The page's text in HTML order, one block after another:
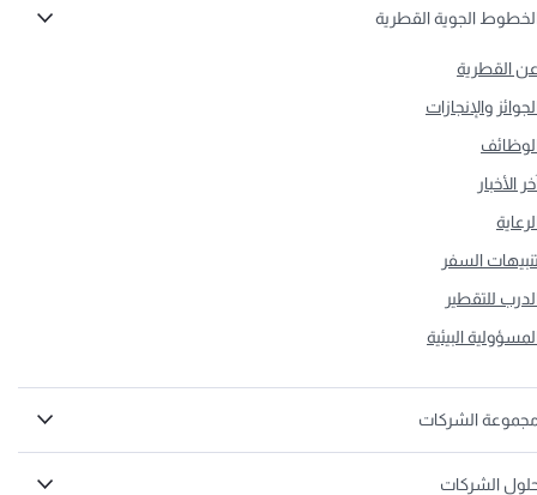
الجوية القطرية
القطرية
والإنجازات
الأخبار
السفر
للتقطير
البيئية
الشركات
الشركات